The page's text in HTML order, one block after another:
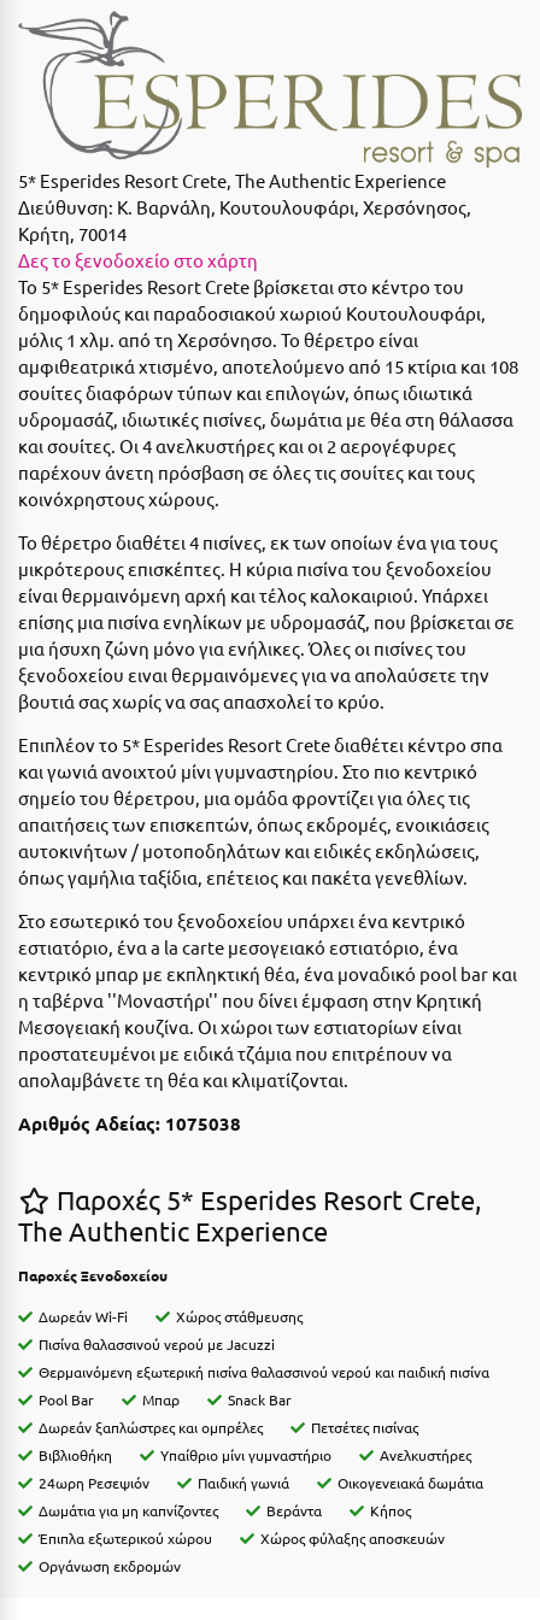
Βραχάτι Κορινθίας
Βυτίνα
Γαλαξiδι
Γλυφάδα
Γρεβενά
Γύθειο
Δ
Δελφοί
Διακοπτό
Ε
Ελάτη Αρκαδίας
Ελληνικό Αρκαδίας
Ελούντα Κρήτης
Ερέτρια
Ερμιόνη
Εύβοια
Ευρυτανία
Ζ
Ζαγοροχώρια
Ζάκυνθος
Η
Ηράκλειο
Θ
Θεσσαλονίκη
Ι
Ιεράπετρα
Ιθάκη
Ικαρία
Δες όλες τις προσφορές
Δες όλα τα πακέτα διακοπών
5* Esperides Resort Crete, The Authentic Experience
Διεύθυνση: Κ. Βαρνάλη, Κουτουλουφάρι, Χερσόνησος,
Κρήτη, 70014
Δες το ξενοδοχείο στο χάρτη
Το 5* Esperides Resort Crete βρίσκεται στο κέντρο του
δημοφιλούς και παραδοσιακού χωριού Κουτουλουφάρι,
μόλις 1 χλμ. από τη Χερσόνησο. Το θέρετρο είναι
αμφιθεατρικά χτισμένο, αποτελούμενο από 15 κτίρια και 108
σουίτες διαφόρων τύπων και επιλογών, όπως ιδιωτικά
υδρομασάζ, ιδιωτικές πισίνες, δωμάτια με θέα στη θάλασσα
και σουίτες. Οι 4 ανελκυστήρες και οι 2 αερογέφυρες
παρέχουν άνετη πρόσβαση σε όλες τις σουίτες και τους
κοινόχρηστους χώρους.
Το θέρετρο διαθέτει 4 πισίνες, εκ των οποίων ένα για τους
μικρότερους επισκέπτες. Η κύρια πισίνα του ξενοδοχείου
είναι θερμαινόμενη αρχή και τέλος καλοκαιριού. Υπάρχει
επίσης μια πισίνα ενηλίκων με υδρομασάζ, που βρίσκεται σε
μια ήσυχη ζώνη μόνο για ενήλικες. Όλες οι πισίνες του
ξενοδοχείου ειναι θερμαινόμενες για να απολαύσετε την
βουτιά σας χωρίς να σας απασχολεί το κρύο.
Επιπλέον το 5* Esperides Resort Crete διαθέτει κέντρο σπα
και γωνιά ανοιχτού μίνι γυμναστηρίου. Στο πιο κεντρικό
σημείο του θέρετρου, μια ομάδα φροντίζει για όλες τις
απαιτήσεις των επισκεπτών, όπως εκδρομές, ενοικιάσεις
αυτοκινήτων / μοτοποδηλάτων και ειδικές εκδηλώσεις,
όπως γαμήλια ταξίδια, επέτειος και πακέτα γενεθλίων.
Στο εσωτερικό του ξενοδοχείου υπάρχει ένα κεντρικό
εστιατόριο, ένα a la carte μεσογειακό εστιατόριο, ένα
κεντρικό μπαρ με εκπληκτική θέα, ένα μοναδικό pool bar και
η ταβέρνα ''Μοναστήρι'' που δίνει έμφαση στην Κρητική
Μεσογειακή κουζίνα. Οι χώροι των εστιατορίων είναι
προστατευμένοι με ειδικά τζάμια που επιτρέπουν να
απολαμβάνετε τη θέα και κλιματίζονται.
Αριθμός Αδείας: 1075038
Παροχές 5* Esperides Resort Crete,
The Authentic Experience
Παροχές Ξενοδοχείου
Δωρεάν Wi-Fi
Χώρος στάθμευσης
Πισίνα θαλασσινού νερού με Jacuzzi
Θερμαινόμενη εξωτερική πισίνα θαλασσινού νερού και παιδική πισίνα
Pool Bar
Μπαρ
Snack Bar
Δωρεάν ξαπλώστρες και ομπρέλες
Πετσέτες πισίνας
Βιβλιοθήκη
Υπαίθριο μίνι γυμναστήριο
Ανελκυστήρες
24ωρη Ρεσεψιόν
Παιδική γωνιά
Οικογενειακά δωμάτια
Δωμάτια για μη καπνίζοντες
Βεράντα
Κήπος
Έπιπλα εξωτερικού χώρου
Χώρος φύλαξης αποσκευών
Οργάνωση εκδρομών